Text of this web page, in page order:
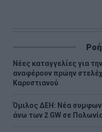
Νέες καταγγελίες για
αναφέρουν πρώην
Καρυστιανού
Όμιλος ΔΕΗ: Νέα
άνω των 2 GW σε